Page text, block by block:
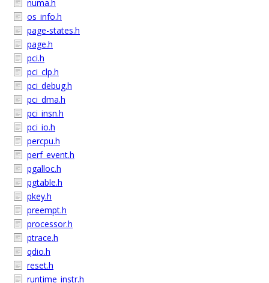
numa.h
os_info.h
page-states.h
page.h
pci.h
pci_clp.h
pci_debug.h
pci_dma.h
pci_insn.h
pci_io.h
percpu.h
perf_event.h
pgalloc.h
pgtable.h
pkey.h
preempt.h
processor.h
ptrace.h
qdio.h
reset.h
runtime_instr.h